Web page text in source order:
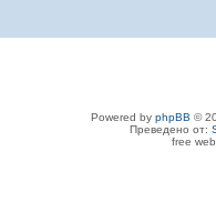
Powered by phpBB ©
Преведено от:
free